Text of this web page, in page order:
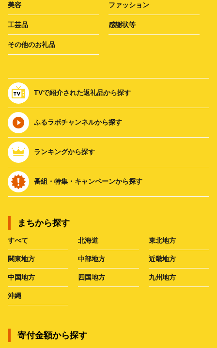
美容 ファッション
工芸品 感謝状等
その他のお礼品
TVで紹介された返礼品から探す
ふるラボチャンネルから探す
ランキングから探す
番組・特集・キャンペーンから探す
まちから探す
すべて 北海道 東北地方
関東地方 中部地方 近畿地方
中国地方 四国地方 九州地方
沖縄
寄付金額から探す